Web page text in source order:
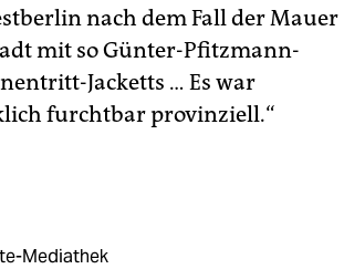
nach dem Fall der Mauer
mit so Günter-Pfitzmann-
Jacketts … Es war
furchtbar provinziell.“
Mediathek